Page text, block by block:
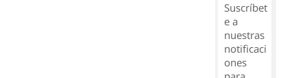
Suscríbet
e a
nuestras
notificaci
ones